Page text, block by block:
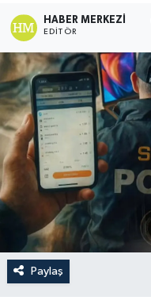
HABER MERKEZI
EDITÖR
Paylaş